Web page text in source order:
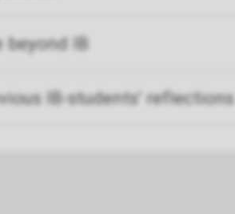
beyond IB
IB-students' reflections